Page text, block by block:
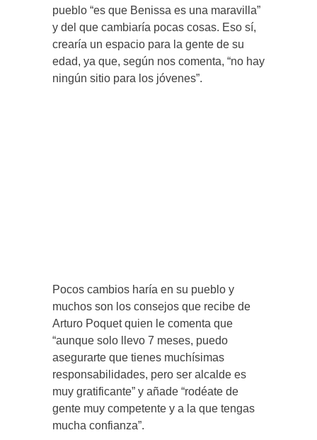
pueblo “es que Benissa es una maravilla”
y del que cambiaría pocas cosas. Eso sí,
crearía un espacio para la gente de su
edad, ya que, según nos comenta, “no hay
ningún sitio para los jóvenes”.
Pocos cambios haría en su pueblo y
muchos son los consejos que recibe de
Arturo Poquet quien le comenta que
“aunque solo llevo 7 meses, puedo
asegurarte que tienes muchísimas
responsabilidades, pero ser alcalde es
muy gratificante” y añade “rodéate de
gente muy competente y a la que tengas
mucha confianza”.